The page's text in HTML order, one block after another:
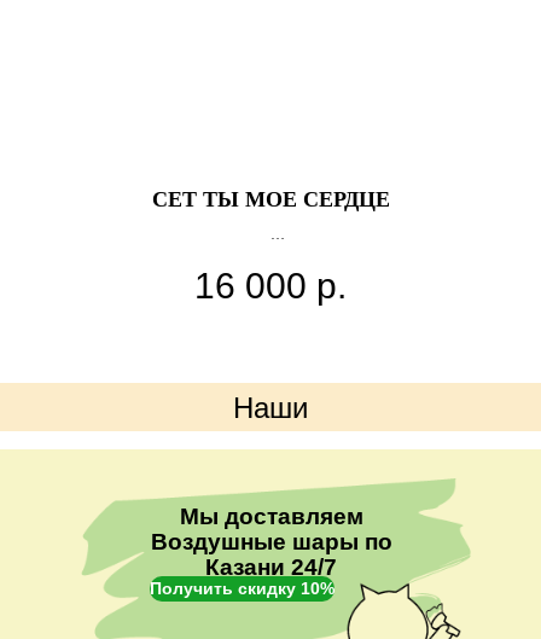
СЕТ ТЫ МОЕ СЕРДЦЕ
7 сердец 18 дюймов
16 000 р.
Наши
преимущества
Мы доставляем
Воздушные шары по
Казани 24/7
Получить скидку 10%